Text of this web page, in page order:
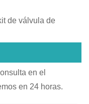
de válvula de
en el
en 24 horas.